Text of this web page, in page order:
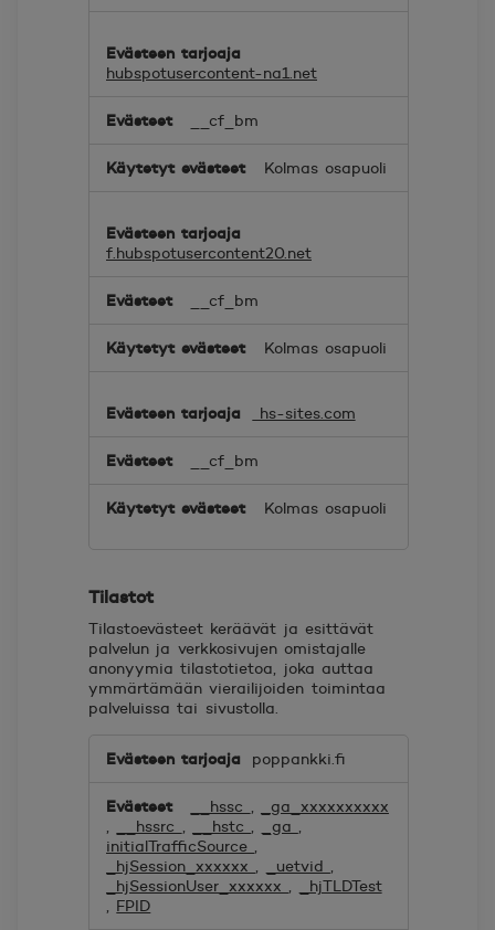
hubspotusercontent-na1.net
__cf_bm
Kolmas osapuoli
f.hubspotusercontent20.net
__cf_bm
Kolmas osapuoli
hs-sites.com
__cf_bm
Kolmas osapuoli
Tilastot
Tilastoevästeet keräävät ja esittävät
palvelun ja verkkosivujen omistajalle
anonyymia tilastotietoa, joka auttaa
ymmärtämään vierailijoiden toimintaa
palveluissa tai sivustolla.
poppankki.fi
__hssc ,
_ga_xxxxxxxxxx
,
__hssrc , __hstc , _ga ,
initialTrafficSource ,
_hjSession_xxxxxx , _uetvid ,
_hjSessionUser_xxxxxx ,
_hjTLDTest
, FPID